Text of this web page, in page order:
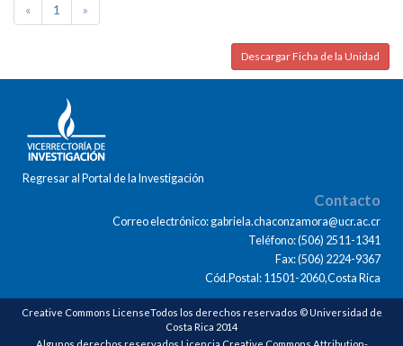
« 1 »
Descargar Ficha de la Unidad
Regresar al Portal de la Investigación
Contacto
Correo electrónico: gabriela.chaconzamora@ucr.ac.cr
Teléfono: (506) 2511-1341
Fax: (506) 2224-9367
Cód.Postal: 11501-2060,Costa Rica
Creative Commons LicenseTodos los derechos reservados © Universidad de
Costa Rica 2014